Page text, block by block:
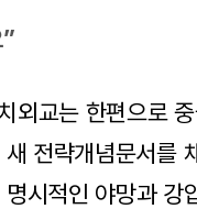
외교는 한편으로
전략개념문서를
시적인 야망과